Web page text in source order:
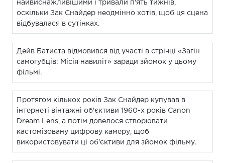
найвиснажливішими і тривали п'ять тижнів,
оскільки Зак Снайдер неодмінно хотів, щоб ця сцена
відбувалася в сутінках.
Дейв Батиста відмовився від участі в стрічці «Загін
самогубців: Місія навиліт» заради зйомок у цьому
фільмі.
Протягом кількох років Зак Снайдер купував в
інтернеті вінтажні об'єктиви 1960-х років Canon
Dream Lens, а потім довелося створювати
кастомізовану цифрову камеру, щоб
використовувати ці об'єктиви для зйомок фільму.